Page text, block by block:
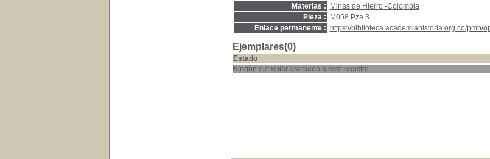
Materias :
Minas de Hierro -Colombia
Pieza :
M058 Pza 3
Enlace permanente :
https://biblioteca.academiahistoria.org.co/pmb/
Ejemplares(0)
Estado
Ningún ejemplar asociado a este registro